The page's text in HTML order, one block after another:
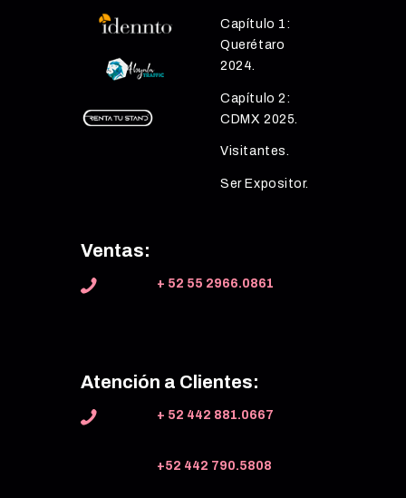
Capítulo 1:
Querétaro
2024.
Capítulo 2:
CDMX 2025.
Visitantes.
Ser Expositor.
Ventas:
+ 52 55 2966.0861
Atención a Clientes:
+ 52 442 881.0667
+52 442 790.5808